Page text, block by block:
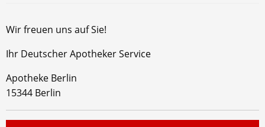
Wir freuen uns auf Sie!
Ihr Deutscher Apotheker Service
Apotheke Berlin
15344 Berlin